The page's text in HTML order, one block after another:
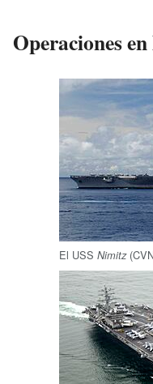
Operaciones
El USS Nimitz